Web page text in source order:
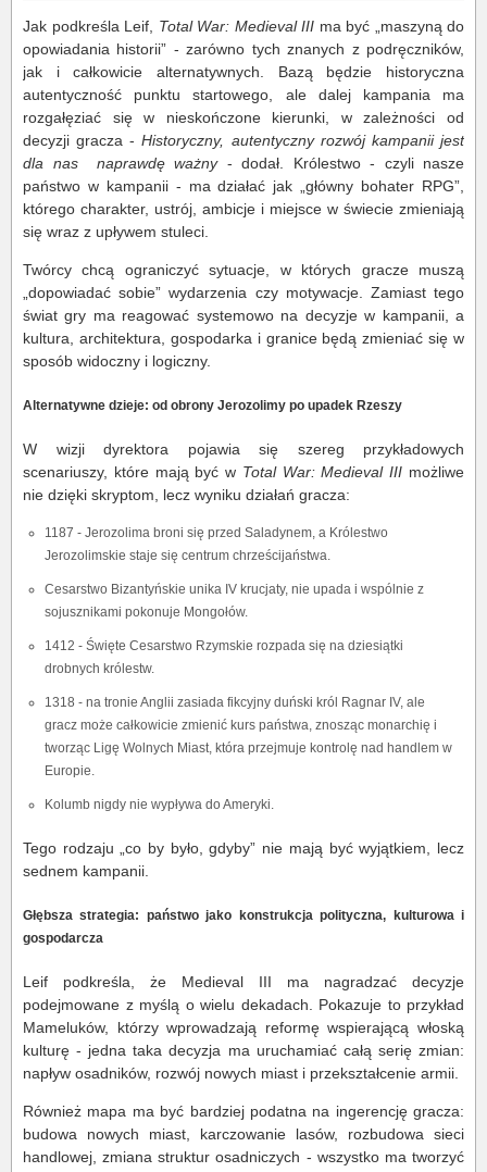
Jak podkreśla Leif, Total War: Medieval III ma być „maszyną do
opowiadania historii” - zarówno tych znanych z podręczników,
jak i całkowicie alternatywnych. Bazą będzie historyczna
autentyczność punktu startowego, ale dalej kampania ma
rozgałęziać się w nieskończone kierunki, w zależności od
decyzji gracza -Historyczny, autentyczny rozwój kampanii jest
dla nas naprawdę ważny- dodał. Królestwo - czyli nasze
państwo w kampanii - ma działać jak „główny bohater RPG”,
którego charakter, ustrój, ambicje i miejsce w świecie zmieniają
się wraz z upływem stuleci.
Twórcy chcą ograniczyć sytuacje, w których gracze muszą
„dopowiadać sobie” wydarzenia czy motywacje. Zamiast tego
świat gry ma reagować systemowo na decyzje w kampanii, a
kultura, architektura, gospodarka i granice będą zmieniać się w
sposób widoczny i logiczny.
Alternatywne dzieje: od obrony Jerozolimy po upadek Rzeszy
W wizji dyrektora pojawia się szereg przykładowych
scenariuszy, które mają być w Total War: Medieval III możliwe
nie dzięki skryptom, lecz wyniku działań gracza:
1187 - Jerozolima broni się przed Saladynem, a Królestwo
Jerozolimskie staje się centrum chrześcijaństwa.
Cesarstwo Bizantyńskie unika IV krucjaty, nie upada i wspólnie z
sojusznikami pokonuje Mongołów.
1412 - Święte Cesarstwo Rzymskie rozpada się na dziesiątki
drobnych królestw.
1318 - na tronie Anglii zasiada fikcyjny duński król Ragnar IV, ale
gracz może całkowicie zmienić kurs państwa, znosząc monarchię i
tworząc Ligę Wolnych Miast, która przejmuje kontrolę nad handlem w
Europie.
Kolumb nigdy nie wypływa do Ameryki.
Tego rodzaju „co by było, gdyby” nie mają być wyjątkiem, lecz
sednem kampanii.
Głębsza strategia: państwo jako konstrukcja polityczna, kulturowa i
gospodarcza
Leif podkreśla, że Medieval III ma nagradzać decyzje
podejmowane z myślą o wielu dekadach. Pokazuje to przykład
Mameluków, którzy wprowadzają reformę wspierającą włoską
kulturę - jedna taka decyzja ma uruchamiać całą serię zmian:
napływ osadników, rozwój nowych miast i przekształcenie armii.
Również mapa ma być bardziej podatna na ingerencję gracza:
budowa nowych miast, karczowanie lasów, rozbudowa sieci
handlowej, zmiana struktur osadniczych - wszystko ma tworzyć